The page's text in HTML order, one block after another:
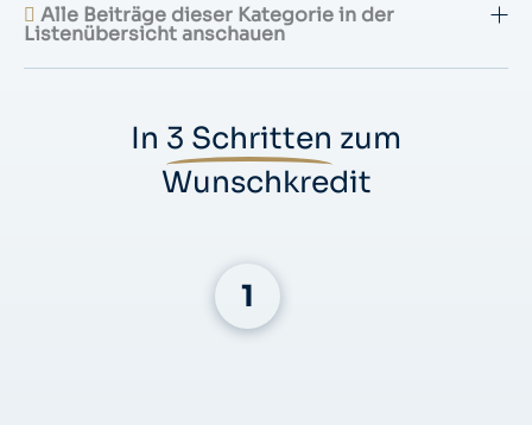
Alle Beiträge dieser Kategorie in der
Listenübersicht anschauen
In 3 Schritten zum
Wunschkredit